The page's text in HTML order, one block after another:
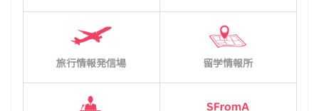
旅行情報発信場 留学情報所